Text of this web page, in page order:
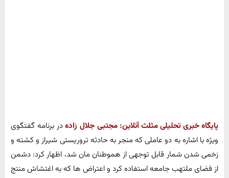
پایگاه خبری تحلیلی مثلث آنلاین: مجتبی جلال زادهدر برنامه گفتگوی
ویژه با اشاره به دو عاملی که منجر به حادثه تروریستی شیراز و کشته و
زخمی شدن شمار قابل توجهی از هموطنان مان شد، اظهار کرد: دشمن
از فضای ملتهب جامعه استفاده کرد و اعتراض ها که به اغتشاش منتج